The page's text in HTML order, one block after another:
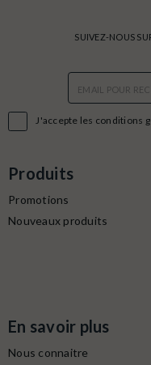
J'accepte les conditions
SUIVEZ-NOUS
Produits
Promotions
Nouveaux produits
En savoir plus
Nous connaitre